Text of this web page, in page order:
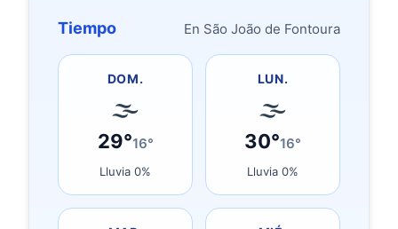
Tiempo En São João de Fontoura
DOM.
🌫
29°16°
Lluvia 0%
LUN.
🌫
30°16°
Lluvia 0%